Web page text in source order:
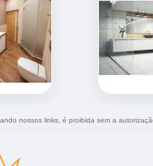
nossos links, é proibida sem a